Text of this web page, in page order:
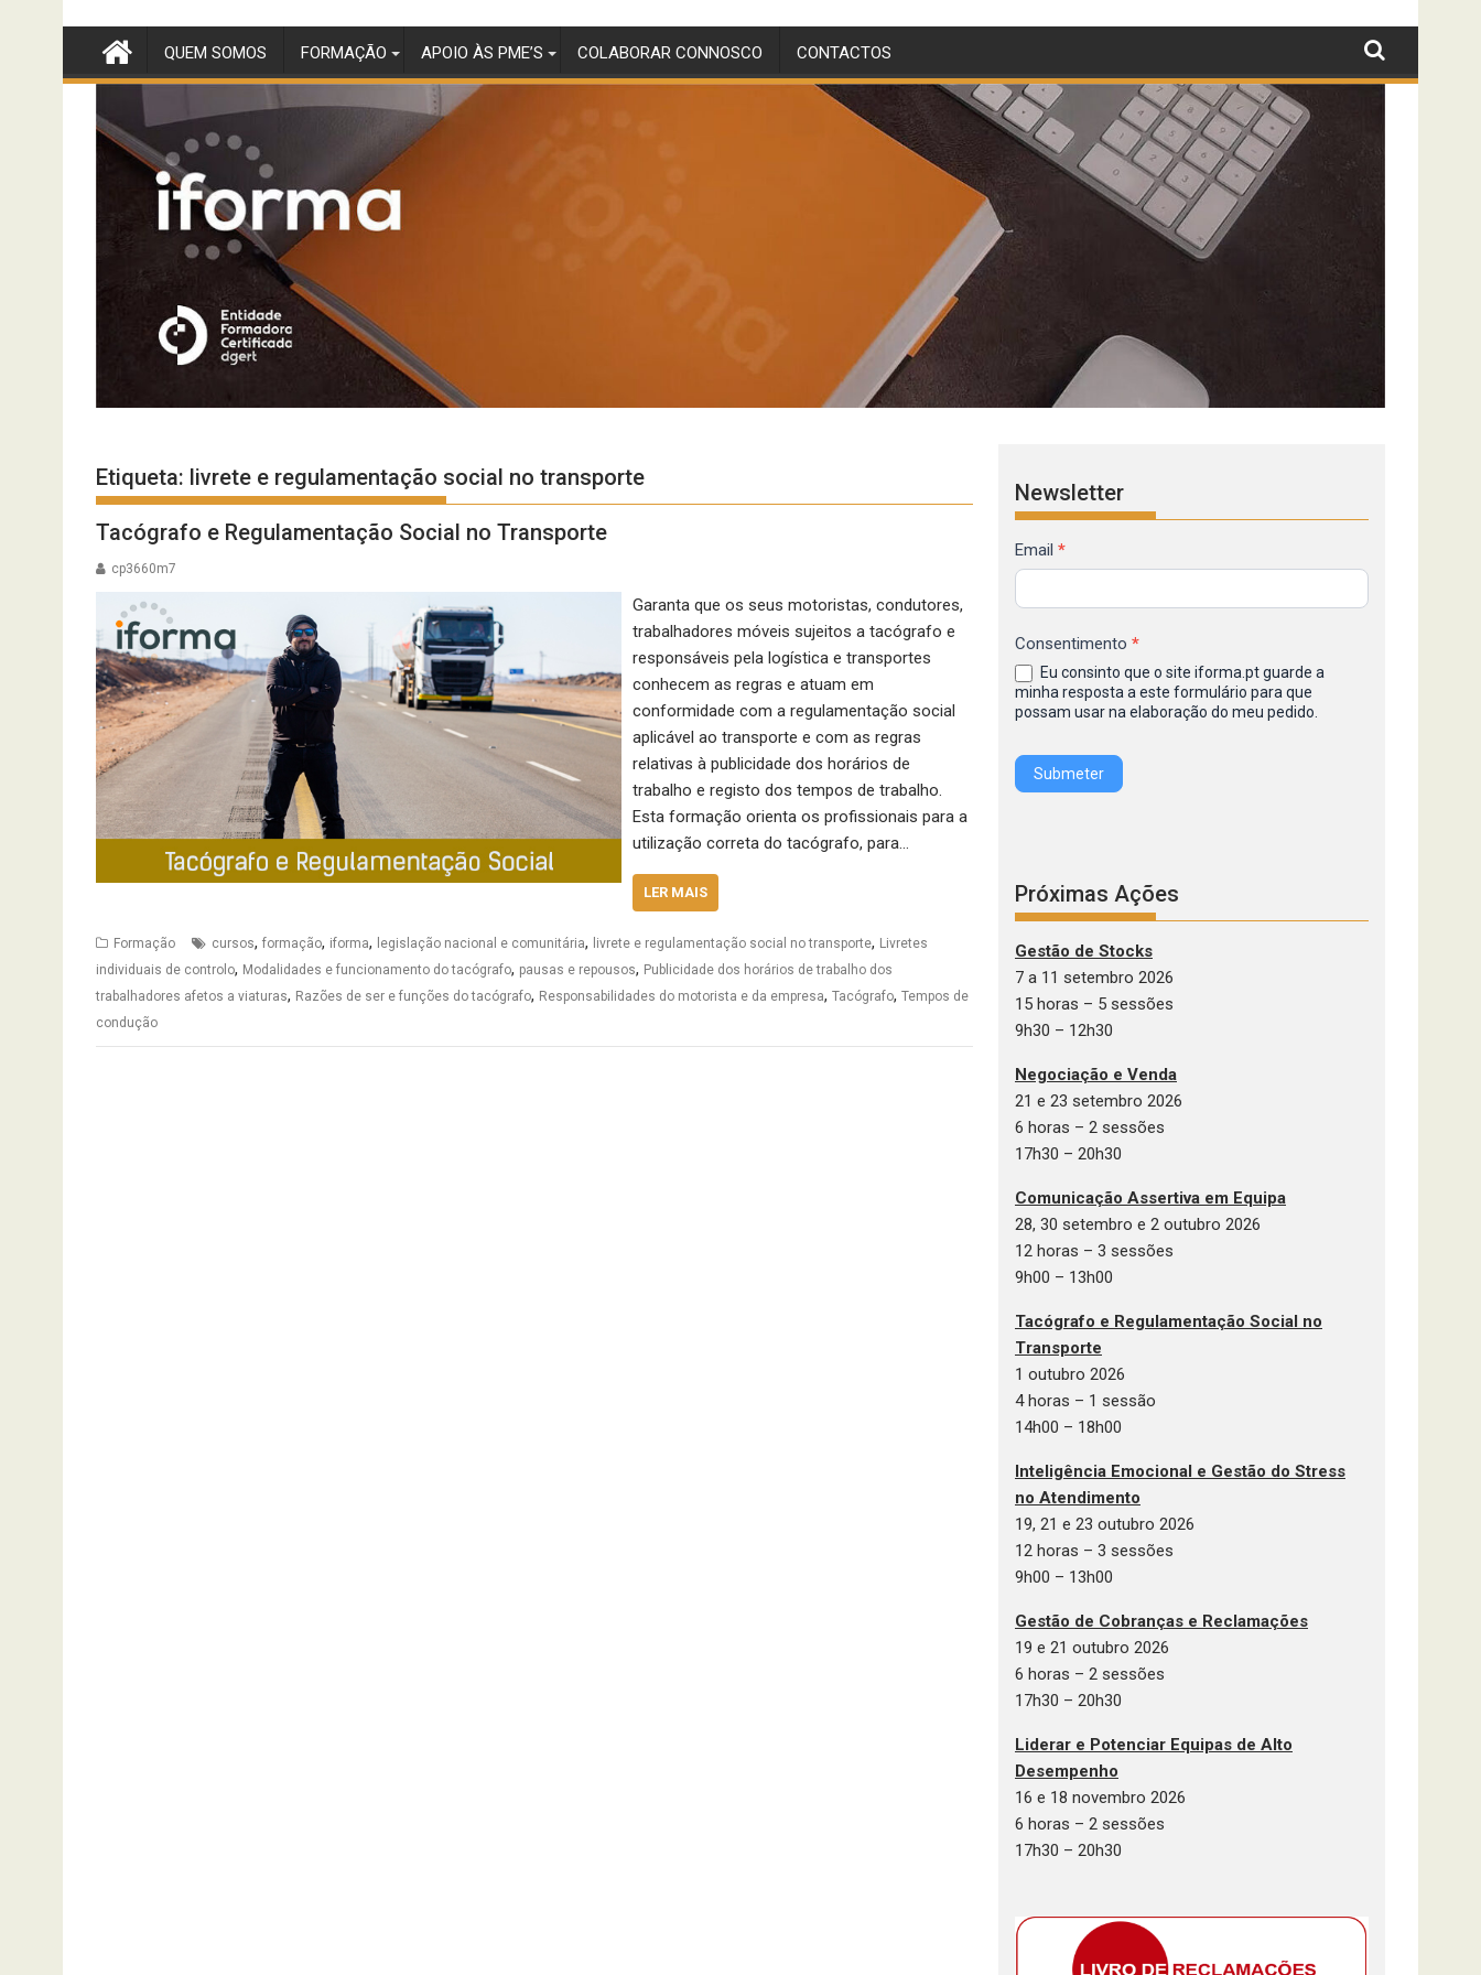
content
QUEM SOMOS FORMAÇÃO APOIO ÀS PME’S COLABORAR CONNOSCO CONTACTOS
Etiqueta: livrete e regulamentação social no transporte
Tacógrafo e Regulamentação Social no Transporte
cp3660m7
Garanta que os seus motoristas, condutores,
trabalhadores móveis sujeitos a tacógrafo e
responsáveis pela logística e transportes
conhecem as regras e atuam em
conformidade com a regulamentação social
aplicável ao transporte e com as regras
relativas à publicidade dos horários de
trabalho e registo dos tempos de trabalho.
Esta formação orienta os profissionais para a
utilização correta do tacógrafo, para…
LER MAIS
Formação cursos, formação, iforma, legislação nacional e comunitária, livrete e regulamentação social no transporte, Livretes
individuais de controlo, Modalidades e funcionamento do tacógrafo, pausas e repousos, Publicidade dos horários de trabalho dos
trabalhadores afetos a viaturas, Razões de ser e funções do tacógrafo, Responsabilidades do motorista e da empresa, Tacógrafo, Tempos de
condução
Newsletter
Formulário
de
Inscrição
Newsletter
IFORMA
Email *
Consentimento *
minha resposta a este formulário para que
possam usar na elaboração do meu pedido.
Submeter
Próximas Ações
Gestão de Stocks
7 a 11 setembro 2026
15 horas – 5 sessões
9h30 – 12h30
Negociação e Venda
21 e 23 setembro 2026
6 horas – 2 sessões
17h30 – 20h30
Comunicação Assertiva em Equipa
28, 30 setembro e 2 outubro 2026
12 horas – 3 sessões
9h00 – 13h00
Tacógrafo e Regulamentação Social no
Transporte
1 outubro 2026
4 horas – 1 sessão
14h00 – 18h00
Inteligência Emocional e Gestão do Stress
no Atendimento
19, 21 e 23 outubro 2026
12 horas – 3 sessões
9h00 – 13h00
Gestão de Cobranças e Reclamações
19 e 21 outubro 2026
6 horas – 2 sessões
17h30 – 20h30
Liderar e Potenciar Equipas de Alto
Desempenho
16 e 18 novembro 2026
6 horas – 2 sessões
17h30 – 20h30